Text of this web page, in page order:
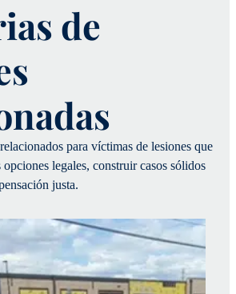
de
para víctimas de lesiones que
opciones legales, construir casos sólidos
justa.